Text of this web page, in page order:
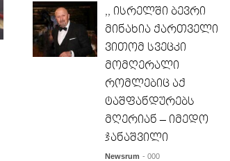
,, ისრელში ბევრი
მინახია ქართველი
ვითომ სვეცკი
მომღერალი
რომლებიც აქ
ტაშფანდურებს
მღერიან – იმედო
ჯანაშვილი
Newsrum - 000